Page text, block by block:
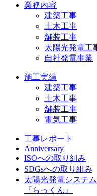
業務内容
建築工事
土木工事
舗装工事
太陽光発電工
自社発電事業
施工実績
建築工事
土木工事
舗装工事
電気工事
工事レポート
Anniversary
ISOへの取り組み
SDGsへの取り組み
太陽光発電システ
『らっくん』